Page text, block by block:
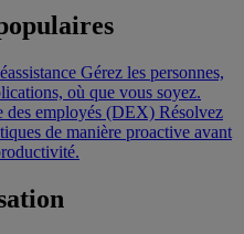
Gérez les personnes,
où que vous soyez.
des employés (DEX) Résolvez
de manière proactive avant